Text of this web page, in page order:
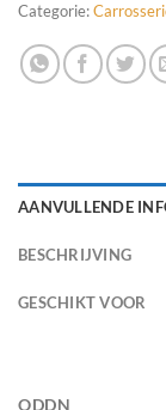
Categorie:
AANVULLENDE
BESCHRIJVING
GESCHIKT VOOR
ODDN